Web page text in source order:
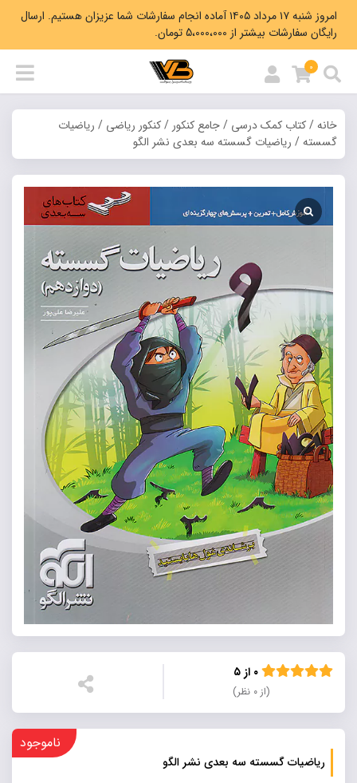
امروز شنبه ۱۷ مرداد ۱۴۰۵ آماده انجام سفارشات شما عزیزان هستیم. ارسال
رایگان سفارشات بیشتر از 5،000،000 تومان.
0
خانه/کتاب کمک درسی /جامع کنکور /کنکور ریاضی / ریاضیات
گسسته/ ریاضیات گسسته سه بعدی نشر الگو
(از ۰ نظر)
ریاضیات گسسته سه بعدی نشر الگو
ناموجود